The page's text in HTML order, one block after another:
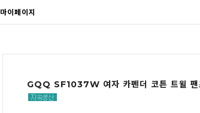
마이페이지
GQQ SF1037W 여자 카펜더 코튼 트윌 팬